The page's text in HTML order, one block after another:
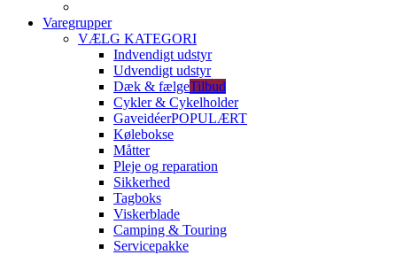
Varegrupper
VÆLG KATEGORI
Indvendigt udstyr
Udvendigt udstyr
Dæk & fælgeTilbud
Cykler & Cykelholder
GaveidéerPOPULÆRT
Kølebokse
Måtter
Pleje og reparation
Sikkerhed
Tagboks
Viskerblade
Camping & Touring
Servicepakke